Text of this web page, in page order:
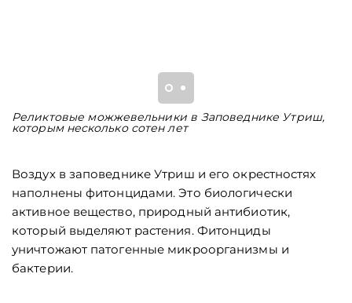
Реликтовые можжевельники в Заповеднике Утриш,
которым несколько сотен лет
Воздух в заповеднике Утриш и его окрестностях
наполнены фитонцидами. Это биологически
активное вещество, природный антибиотик,
который выделяют растения. Фитонциды
уничтожают патогенные микроорганизмы и
бактерии.